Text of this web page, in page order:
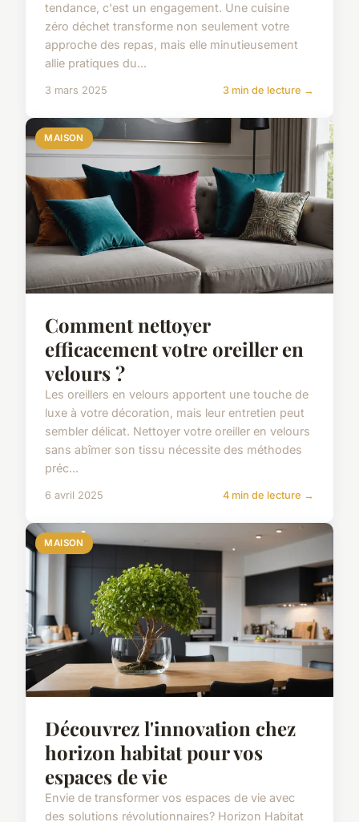
tendance, c'est un engagement. Une cuisine
zéro déchet transforme non seulement votre
approche des repas, mais elle minutieusement
allie pratiques du...
3 mars 2025 3 min de lecture →
MAISON
Comment nettoyer
efficacement votre oreiller en
velours ?
Les oreillers en velours apportent une touche de
luxe à votre décoration, mais leur entretien peut
sembler délicat. Nettoyer votre oreiller en velours
sans abîmer son tissu nécessite des méthodes
préc...
6 avril 2025 4 min de lecture →
MAISON
Découvrez l'innovation chez
horizon habitat pour vos
espaces de vie
Envie de transformer vos espaces de vie avec
des solutions révolutionnaires? Horizon Habitat